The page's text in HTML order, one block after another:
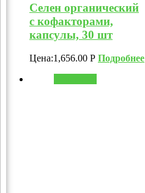
Селен органический
с кофакторами,
капсулы, 30 шт
Цена:1,656.00 Р Подробнее